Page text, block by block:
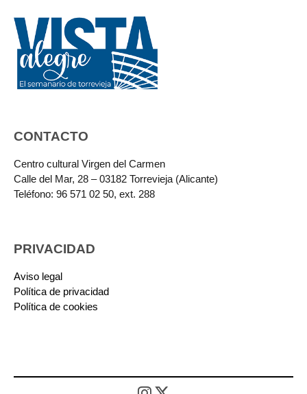
CONTACTO
Centro cultural Virgen del Carmen
Calle del Mar, 28 – 03182 Torrevieja (Alicante)
Teléfono: 96 571 02 50, ext. 288
PRIVACIDAD
Aviso legal
Política de privacidad
Política de cookies